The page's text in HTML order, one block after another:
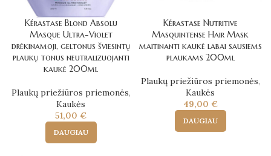
Kérastase Blond Absolu
Masque Ultra-Violet
drėkinamoji, geltonus šviesintų
plaukų tonus neutralizuojanti
kaukė 200ml
Plaukų priežiūros priemonės,
Kaukės
51,00 €
DAUGIAU
Kérastase Nutritive
Masquintense Hair Mask
maitinanti kaukė labai sausiems
plaukams 200ml
Plaukų priežiūros priemonės,
Kaukės
49,00 €
DAUGIAU